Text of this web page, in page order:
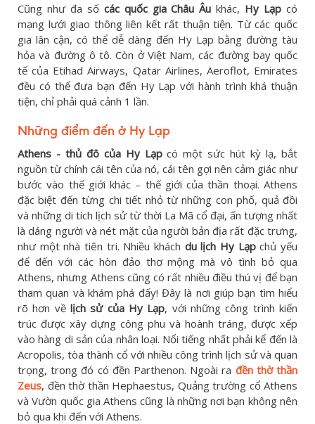
Cũng như đa số các quốc gia Châu Âu khác, Hy Lạp có
mạng lưới giao thông liên kết rất thuận tiện. Từ các quốc
gia lân cận, có thể dễ dàng đến Hy Lạp bằng đường tàu
hỏa và đường ô tô. Còn ở Việt Nam, các đường bay quốc
tế của Etihad Airways, Qatar Airlines, Aeroflot, Emirates
đều có thể đưa bạn đến Hy Lạp với hành trình khá thuận
tiện, chỉ phải quá cảnh 1 lần.
Những điểm đến ở Hy Lạp
Athens - thủ đô của Hy Lạpcó một sức hút kỳ lạ, bắt
nguồn từ chính cái tên của nó, cái tên gợi nên cảm giác như
bước vào thế giới khác – thế giới của thần thoại. Athens
đặc biệt đến từng chi tiết nhỏ từ những con phố, quả đồi
và những di tích lịch sử từ thời La Mã cổ đại, ấn tượng nhất
là dáng người và nét mặt của người bản địa rất đặc trưng,
như một nhà tiên tri. Nhiều khách du lịch Hy Lạpchủ yếu
để đến với các hòn đảo thơ mộng mà vô tình bỏ qua
Athens, nhưng Athens cũng có rất nhiều điều thú vị để bạn
tham quan và khám phá đấy! Đây là nơi giúp bạn tìm hiểu
rõ hơn về lịch sử của Hy Lạp, với những công trình kiến
trúc được xây dựng công phu và hoành tráng, được xếp
vào hàng di sản của nhân loại. Nổi tiếng nhất phải kể đến là
Acropolis, tòa thành cổ với nhiều công trình lịch sử và quan
trọng, trong đó có đền Parthenon. Ngoài ra đền thờ thần
Zeus, đền thờ thần Hephaestus, Quảng trường cổ Athens
và Vườn quốc gia Athens cũng là những nơi bạn không nên
bỏ qua khi đến với Athens.